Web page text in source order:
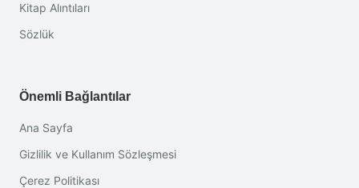
Kitap Alıntıları
Sözlük
Önemli Bağlantılar
Ana Sayfa
Gizlilik ve Kullanım Sözleşmesi
Çerez Politikası